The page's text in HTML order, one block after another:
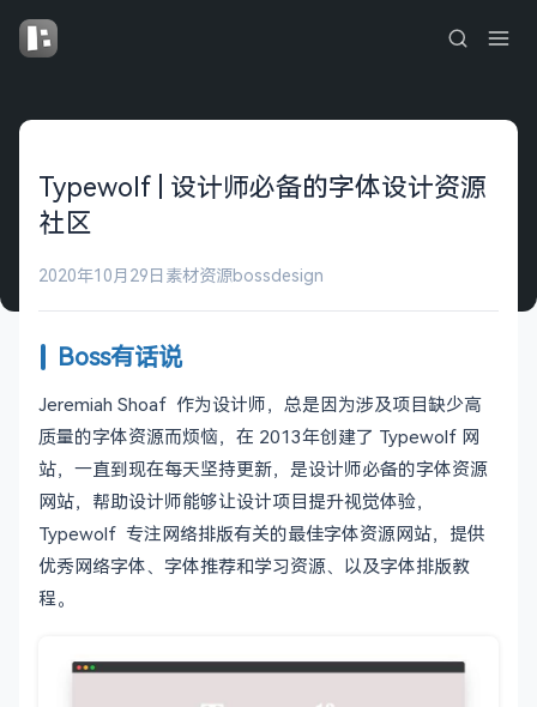
Typewolf | 设计师必备的字体设计资源
社区
2020年10月29日 素材资源bossdesign
Boss有话说
Jeremiah Shoaf 作为设计师，总是因为涉及项目缺少高
质量的字体资源而烦恼，在 2013年创建了 Typewolf 网
站，一直到现在每天坚持更新，是设计师必备的字体资源
网站，帮助设计师能够让设计项目提升视觉体验，
Typewolf 专注网络排版有关的最佳字体资源网站，提供
优秀网络字体、字体推荐和学习资源、以及字体排版教
程。